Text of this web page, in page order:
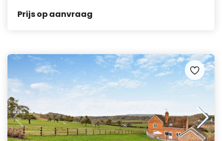
Prijs op aanvraag